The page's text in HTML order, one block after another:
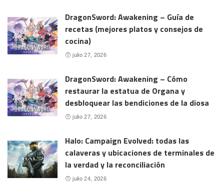
DragonSword: Awakening – Guía de
recetas (mejores platos y consejos de
cocina)
julio 27, 2026
DragonSword: Awakening – Cómo
restaurar la estatua de Organa y
desbloquear las bendiciones de la diosa
julio 27, 2026
Halo: Campaign Evolved: todas las
calaveras y ubicaciones de terminales de
la verdad y la reconciliación
julio 24, 2026